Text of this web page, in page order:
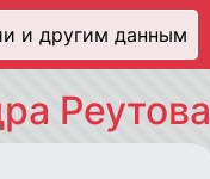
и другим данным
Реутова